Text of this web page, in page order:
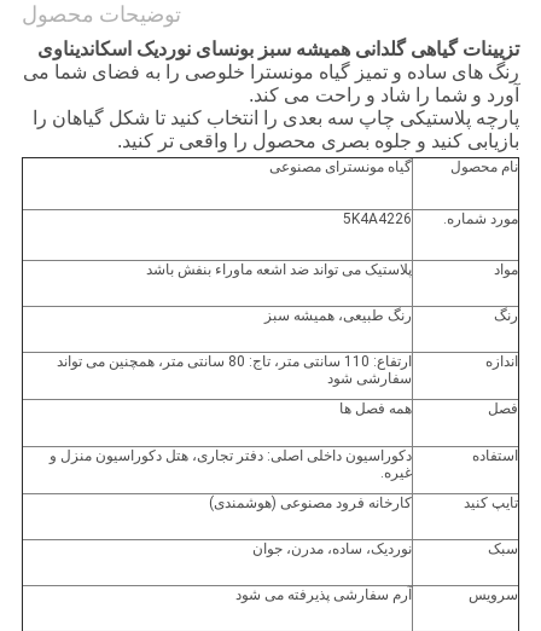
حریم
خصوصی
توضیحات محصول
تزیینات گیاهی گلدانی همیشه سبز بونسای نوردیک اسکاندیناوی
رنگ های ساده و تمیز گیاه مونسترا خلوصی را به فضای شما می
آورد و شما را شاد و راحت می کند.
پارچه پلاستیکی چاپ سه بعدی را انتخاب کنید تا شکل گیاهان را
بازیابی کنید و جلوه بصری محصول را واقعی تر کنید.
نام محصول گیاه مونسترای مصنوعی
مورد شماره. 5K4A4226
مواد پلاستیک می تواند ضد اشعه ماوراء بنفش باشد
رنگ رنگ طبیعی، همیشه سبز
اندازه
ارتفاع: 110 سانتی متر، تاج: 80 سانتی متر، همچنین می تواند
سفارشی شود
فصل
همه فصل ها
استفاده
دکوراسیون داخلی اصلی: دفتر تجاری، هتل دکوراسیون منزل و
غیره.
تایپ کنید
کارخانه فرود مصنوعی (هوشمندی)
سبک نوردیک، ساده، مدرن، جوان
سرویس آرم سفارشی پذیرفته می شود